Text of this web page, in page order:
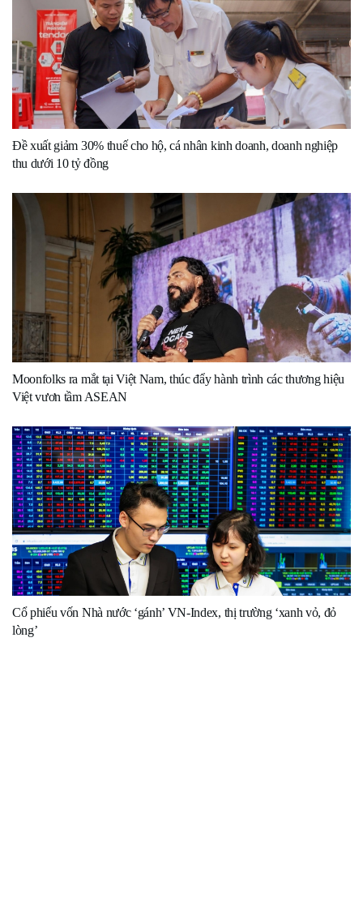
Đề xuất giảm 30% thuế cho hộ, cá nhân kinh doanh, doanh nghiệp
thu dưới 10 tỷ đồng
Moonfolks ra mắt tại Việt Nam, thúc đẩy hành trình các thương hiệu
Việt vươn tầm ASEAN
Cổ phiếu vốn Nhà nước ‘gánh’ VN-Index, thị trường ‘xanh vỏ, đỏ
lòng’